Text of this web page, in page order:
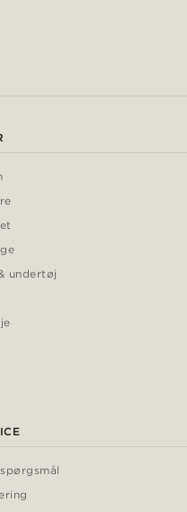
undertøj